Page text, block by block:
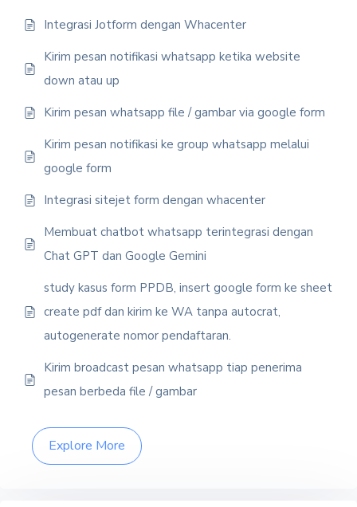
Integrasi Jotform dengan Whacenter
Kirim pesan notifikasi whatsapp ketika website
down atau up
Kirim pesan whatsapp file / gambar via google form
Kirim pesan notifikasi ke group whatsapp melalui
google form
Integrasi sitejet form dengan whacenter
Membuat chatbot whatsapp terintegrasi dengan
Chat GPT dan Google Gemini
study kasus form PPDB, insert google form ke sheet
create pdf dan kirim ke WA tanpa autocrat,
autogenerate nomor pendaftaran.
Kirim broadcast pesan whatsapp tiap penerima
pesan berbeda file / gambar
Explore More